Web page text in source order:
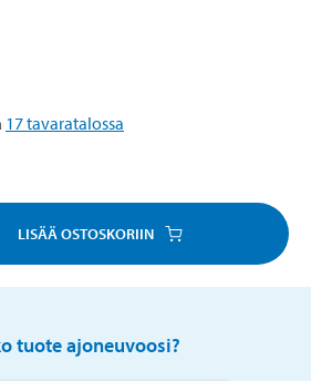
17tavaratalossa
LISÄÄ OSTOSKORIIN
tuote ajoneuvoosi?